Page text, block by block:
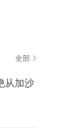
全部
从加沙